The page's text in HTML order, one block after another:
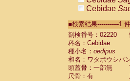
Cebidae
Cebidae
Cebidae
Cebidae
Cebidae
Cebidae
Cebidae
Cebidae
■検索結果-----------1
剖検番号：02220
科名：Cebidae
種小名： oedipus
和名：ワタボウシパ
頭蓋骨：一部無
尺骨：有